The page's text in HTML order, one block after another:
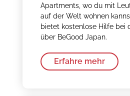
Apartments, wo du mit
auf der Welt wohnen
bietet kostenlose Hilfe bei
über BeGood Japan.
Erfahre mehr